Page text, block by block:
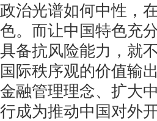
政治光谱如何中性，
色。而让中国特色充
具备抗风险能力，就
国际秩序观的价值输
金融管理理念、扩大
行成为推动中国对外